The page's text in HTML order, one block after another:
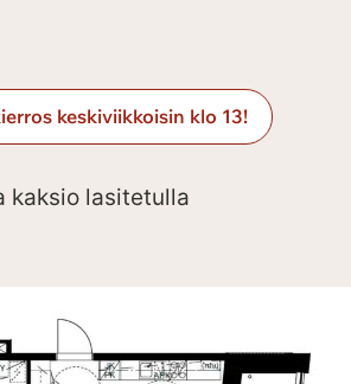
keskiviikkoisin klo 13!
kaksio lasitetulla